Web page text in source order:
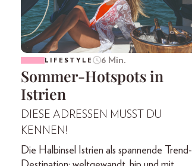
LIFESTYLE 6 Min.
Sommer-Hotspots in
Istrien
DIESE ADRESSEN MUSST DU
KENNEN!
Die Halbinsel Istrien als spannende Trend-